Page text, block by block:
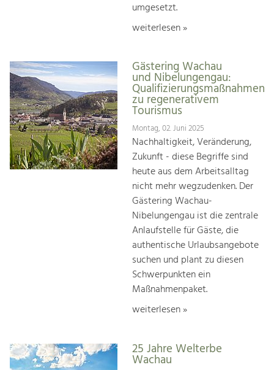
umgesetzt.
weiterlesen »
Gästering Wachau
und Nibelungengau:
Qualifizierungsmaßnahmen
zu regenerativem
Tourismus
Montag, 02. Juni 2025
Nachhaltigkeit, Veränderung,
Zukunft - diese Begriffe sind
heute aus dem Arbeitsalltag
nicht mehr wegzudenken. Der
Gästering Wachau-
Nibelungengau ist die zentrale
Anlaufstelle für Gäste, die
authentische Urlaubsangebote
suchen und plant zu diesen
Schwerpunkten ein
Maßnahmenpaket.
weiterlesen »
25 Jahre Welterbe
Wachau